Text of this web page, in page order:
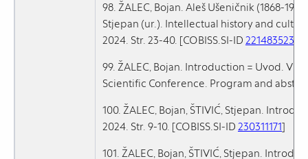
98. ŽALEC, Bojan. Aleš Ušeničnik (1868-
Stjepan (ur.). Intellectual history and
2024. Str. 23-40. [COBISS.SI-ID 221483523
99. ŽALEC, Bojan. Introduction = Uvod. V:
Scientific Conference. Program and
100. ŽALEC, Bojan, ŠTIVIĆ, Stjepan.
2024. Str. 9-10. [COBISS.SI-ID 230311171]
101. ŽALEC, Bojan, ŠTIVIĆ, Stjepan.